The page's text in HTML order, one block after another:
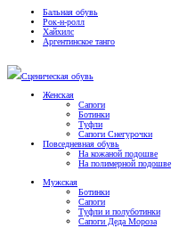
Бальная обувь
Рок-н-ролл
Хайхилс
Аргентинское танго
Сценическая обувь
Женская
Сапоги
Ботинки
Туфли
Сапоги Снегурочки
Повседневная обувь
На кожаной подошве
На полимерной подошве
Мужская
Ботинки
Сапоги
Туфли и полуботинки
Сапоги Деда Мороза